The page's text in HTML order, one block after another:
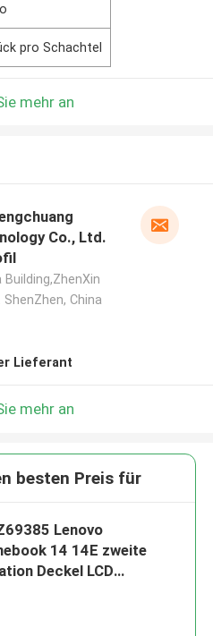
pro Schachtel
mehr an
Co., Ltd.
Building,ZhenXin
ShenZhen, China
Lieferant
mehr an
besten Preis für
Lenovo
14 14E zweite
Deckel LCD